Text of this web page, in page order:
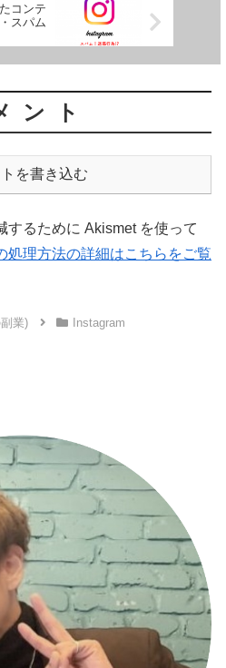
コンテ
スパム
ント
を書き込む
するために Akismet を使って
処理方法の詳細はこちらをご覧
業) Instagram